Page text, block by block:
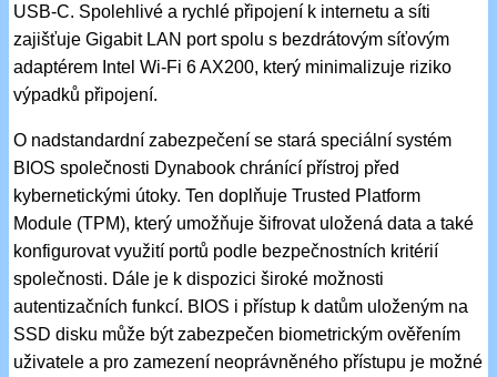
USB-C. Spolehlivé a rychlé připojení k internetu a síti
zajišťuje Gigabit LAN port spolu s bezdrátovým síťovým
adaptérem Intel Wi-Fi 6 AX200, který minimalizuje riziko
výpadků připojení.
O nadstandardní zabezpečení se stará speciální systém
BIOS společnosti Dynabook chránící přístroj před
kybernetickými útoky. Ten doplňuje Trusted Platform
Module (TPM), který umožňuje šifrovat uložená data a také
konfigurovat využití portů podle bezpečnostních kritérií
společnosti. Dále je k dispozici široké možnosti
autentizačních funkcí. BIOS i přístup k datům uloženým na
SSD disku může být zabezpečen biometrickým ověřením
uživatele a pro zamezení neoprávněného přístupu je možné